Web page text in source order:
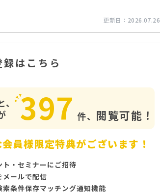
更新日： 2026.07.26
はこちら
、 397 件、 閲覧可能！
員様限定特典がございます！
・セミナーにご招待
メールで配信
索条件保存マッチング通知機能